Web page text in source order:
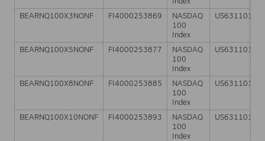
BEARNQ100X3NONF FI4000253869
NASDAQ
100
Index
BEARNQ100X5NONF FI4000253877
NASDAQ
100
Index
BEARNQ100X8NONF FI4000253885
NASDAQ
100
Index
BEARNQ100X10NONF FI4000253893
NASDAQ
100
Index